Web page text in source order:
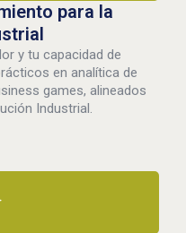
para la
y tu capacidad de
en analítica de
games, alineados
Industrial.